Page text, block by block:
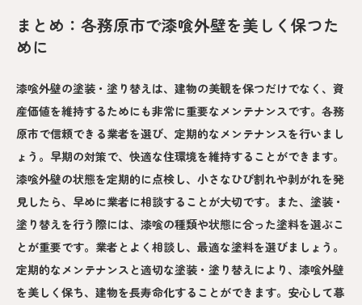
まとめ：各務原市で漆喰外壁を美しく保つた
めに
漆喰外壁の塗装・塗り替えは、建物の美観を保つだけでなく、資
産価値を維持するためにも非常に重要なメンテナンスです。各務
原市で信頼できる業者を選び、定期的なメンテナンスを行いまし
ょう。早期の対策で、快適な住環境を維持することができます。
漆喰外壁の状態を定期的に点検し、小さなひび割れや剥がれを発
見したら、早めに業者に相談することが大切です。また、塗装・
塗り替えを行う際には、漆喰の種類や状態に合った塗料を選ぶこ
とが重要です。業者とよく相談し、最適な塗料を選びましょう。
定期的なメンテナンスと適切な塗装・塗り替えにより、漆喰外壁
を美しく保ち、建物を長寿命化することができます。安心して暮